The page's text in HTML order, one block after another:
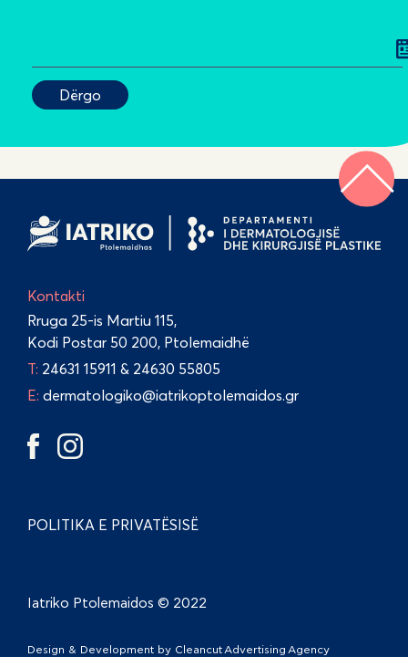
Kontakti
Rruga 25-is Martiu 115,
Kodi Postar 50 200, Ptolemaidhë
Τ: 24631 15911 & 24630 55805
E: dermatologiko@iatrikoptolemaidos.gr
POLITIKA E PRIVATËSISË
Iatriko Ptolemaidos © 2022
Design & Development by Cleancut Advertising Agency